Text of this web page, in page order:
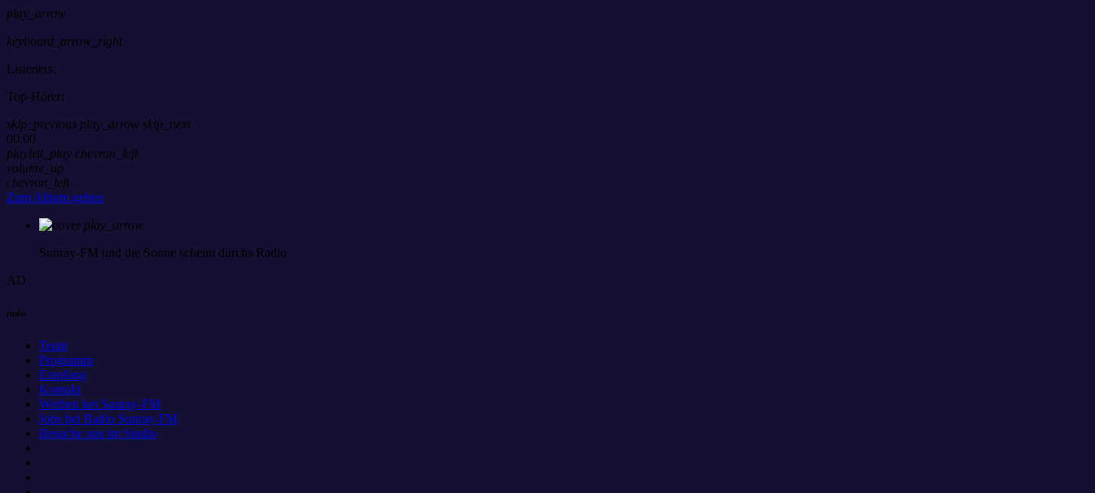
play_arrow
keyboard_arrow_right
Listeners:
Top-Hörer:
skip_previous play_arrow skip_next
00:00
playlist_play chevron_left
volume_up
chevron_left
Zum Album gehen
play_arrow
Sunray-FM und die Sonne scheint durchs Radio
AD
radio
Team
Programm
Empfang
Kontakt
Werben bei Sunray-FM
Jobs bei Radio Sunray-FM
Besuche uns im Studio